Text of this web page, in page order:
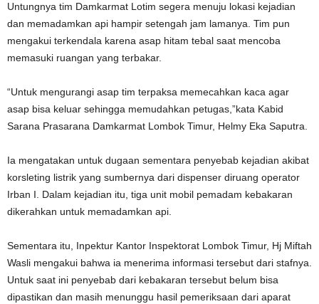
Untungnya tim Damkarmat Lotim segera menuju lokasi kejadian
dan memadamkan api hampir setengah jam lamanya. Tim pun
mengakui terkendala karena asap hitam tebal saat mencoba
memasuki ruangan yang terbakar.
“Untuk mengurangi asap tim terpaksa memecahkan kaca agar
asap bisa keluar sehingga memudahkan petugas,”kata Kabid
Sarana Prasarana Damkarmat Lombok Timur, Helmy Eka Saputra.
Ia mengatakan untuk dugaan sementara penyebab kejadian akibat
korsleting listrik yang sumbernya dari dispenser diruang operator
Irban I. Dalam kejadian itu, tiga unit mobil pemadam kebakaran
dikerahkan untuk memadamkan api.
Sementara itu, Inpektur Kantor Inspektorat Lombok Timur, Hj Miftah
Wasli mengakui bahwa ia menerima informasi tersebut dari stafnya.
Untuk saat ini penyebab dari kebakaran tersebut belum bisa
dipastikan dan masih menunggu hasil pemeriksaan dari aparat